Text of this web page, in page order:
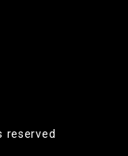
reserved